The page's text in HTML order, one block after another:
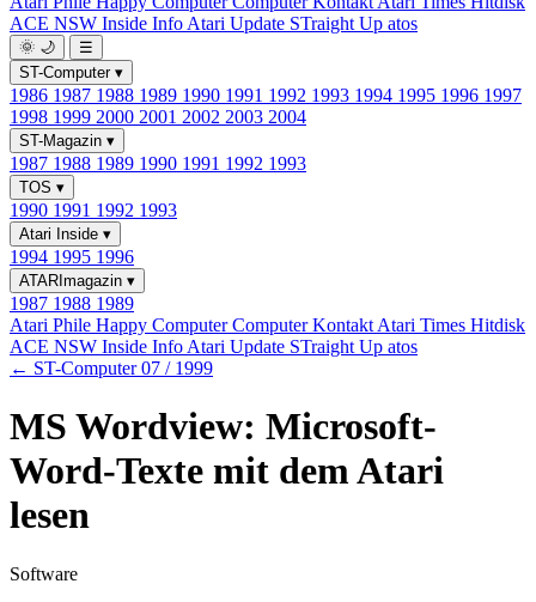
ACE NSW Inside Info Atari Update STraight Up atos
🌞 🌙
☰
ST-Computer ▾
1986 1987 1988 1989 1990 1991 1992 1993 1994 1995 1996 1997
1998 1999 2000 2001 2002 2003 2004
ST-Magazin ▾
1987 1988 1989 1990 1991 1992 1993
TOS ▾
1990 1991 1992 1993
Atari Inside ▾
1994 1995 1996
ATARImagazin ▾
1987 1988 1989
Atari Phile Happy ComputerComputer Kontakt Atari Times Hitdisk
ACE NSW Inside Info Atari Update STraight Up atos
← ST-Computer 07 / 1999
MS Wordview: Microsoft-
Word-Texte mit dem Atari
lesen
Software